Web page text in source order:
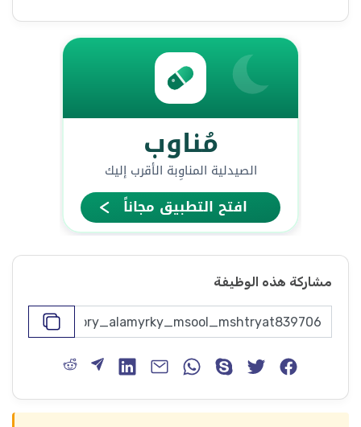
مشاركة هذه الوظيفة